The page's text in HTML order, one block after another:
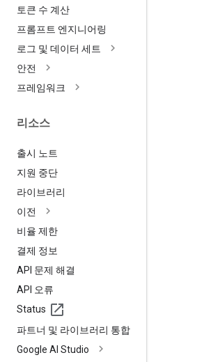
토큰 수 계산
프롬프트 엔지니어링
로그 및 데이터 세트
안전
프레임워크
리소스
출시 노트
지원 중단
라이브러리
이전
비율 제한
결제 정보
API 문제 해결
API 오류
Status
파트너 및 라이브러리 통합
Google AI Studio